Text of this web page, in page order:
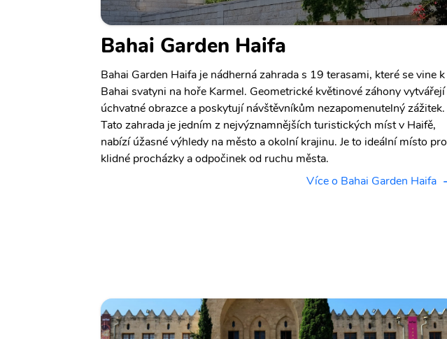
Bahai Garden Haifa
Bahai Garden Haifa je nádherná zahrada s 19 terasami, které se vine k
Bahai svatyni na hoře Karmel. Geometrické květinové záhony vytvářejí
úchvatné obrazce a poskytují návštěvníkům nezapomenutelný zážitek.
Tato zahrada je jedním z nejvýznamnějších turistických míst v Haifě,
nabízí úžasné výhledy na město a okolní krajinu. Je to ideální místo pro
klidné procházky a odpočinek od ruchu města.
Více o Bahai Garden Haifa